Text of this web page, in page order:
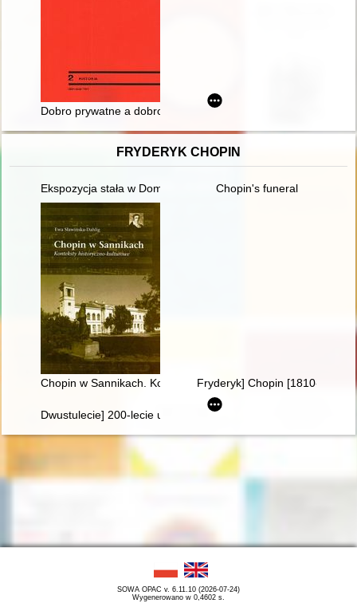
Dobro prywatne a dobro wspólne w dawnej Rzeczypospolitej
FRYDERYK CHOPIN
Ekspozycja stała w Domu Urodzenia Fryderyka Chopina w
Chopin's funeral
Chopin w Sannikach. Konteksty historyczno-kulturowe
Fryderyk] Chopin [1810-1849]
Dwustulecie] 200-lecie urodzin Fryderyka Chopina
SOWA OPAC v. 6.11.10 (2026-07-24)
Wygenerowano w 0,4602 s.